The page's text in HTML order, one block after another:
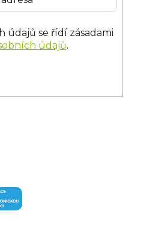
údajů se řídí zásadami
údajů.